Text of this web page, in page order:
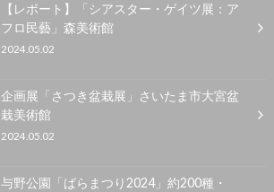
【レポート】「シアスター・ゲイツ展：ア
フロ民藝」森美術館
2024.05.02
企画展「さつき盆栽展」さいたま市大宮盆
栽美術館
2024.05.02
与野公園「ばらまつり2024」約200種・